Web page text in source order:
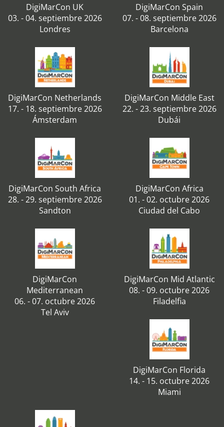
DigiMarCon UK
03. - 04. septiembre 2026
Londres
DigiMarCon Spain
07. - 08. septiembre 2026
Barcelona
DigiMarCon Netherlands
17. - 18. septiembre 2026
Ámsterdam
DigiMarCon Middle East
22. - 23. septiembre 2026
Dubái
DigiMarCon South Africa
28. - 29. septiembre 2026
Sandton
DigiMarCon Africa
01. - 02. octubre 2026
Ciudad del Cabo
DigiMarCon
Mediterranean
06. - 07. octubre 2026
Tel Aviv
DigiMarCon Mid Atlantic
08. - 09. octubre 2026
Filadelfia
DigiMarCon Florida
14. - 15. octubre 2026
Miami